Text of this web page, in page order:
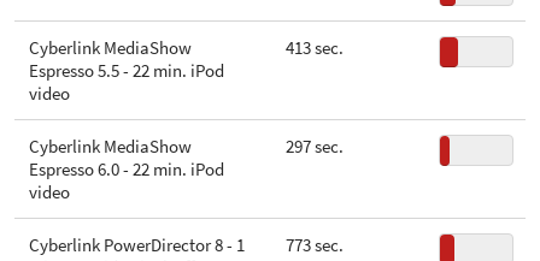
Cyberlink MediaShow
Espresso 5.5 - 22 min. iPod
video
413 sec.
Cyberlink MediaShow
Espresso 6.0 - 22 min. iPod
video
297 sec.
Cyberlink PowerDirector 8 - 1
773 sec.